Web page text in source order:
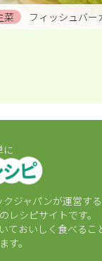
菜 フィッシュバー
に
クジャパンが運営する
レシピサイトです。
ておいしく食べるこ
す。